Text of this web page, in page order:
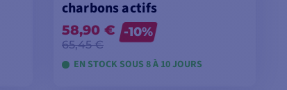
charbons actifs
58,90 €
65,45 €
-10%
EN STOCK SOUS 8 À 10 JOURS